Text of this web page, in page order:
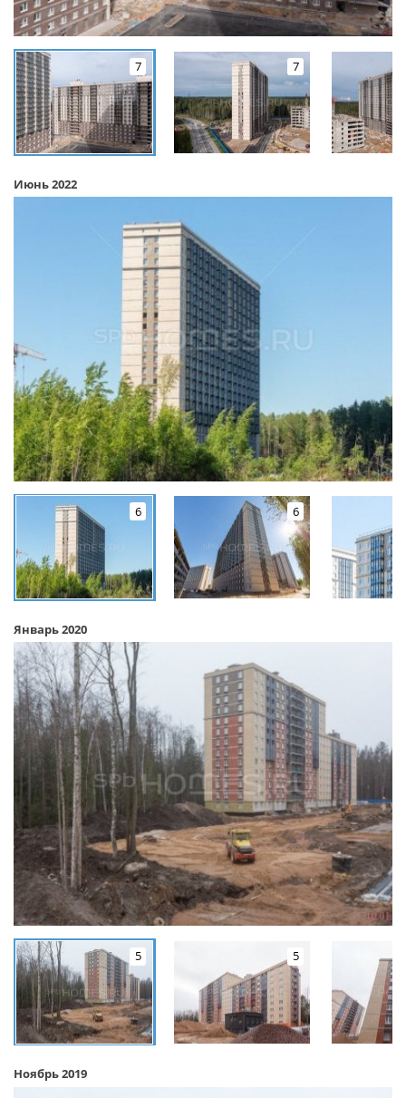
7 7
Июнь 2022
6 6
Январь 2020
5 5
Ноябрь 2019